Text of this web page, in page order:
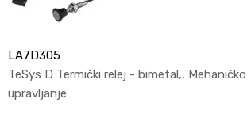
LA7D305
TeSys D Termički relej - bimetal,,
upravljanje